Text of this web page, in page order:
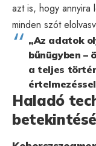
azt is, hogy annyira
minden szót
„Az adatok
bűnügyben –
a teljes
Haladó